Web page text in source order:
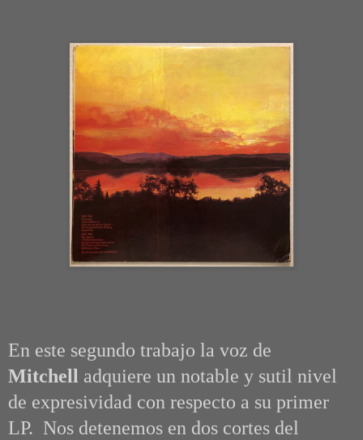
En este segundo trabajo la voz de
Mitchell adquiere un notable y sutil nivel
de expresividad con respecto a su primer
LP. Nos detenemos en dos cortes del